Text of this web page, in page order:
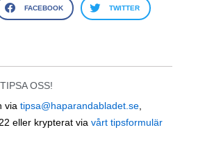
FACEBOOK TWITTER
OSS!
via tipsa@haparandabladet.se
eller krypterat via vårt tipsformulär